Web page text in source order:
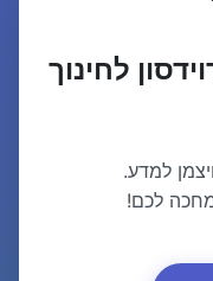
לחינוך
למדע.
לכם!